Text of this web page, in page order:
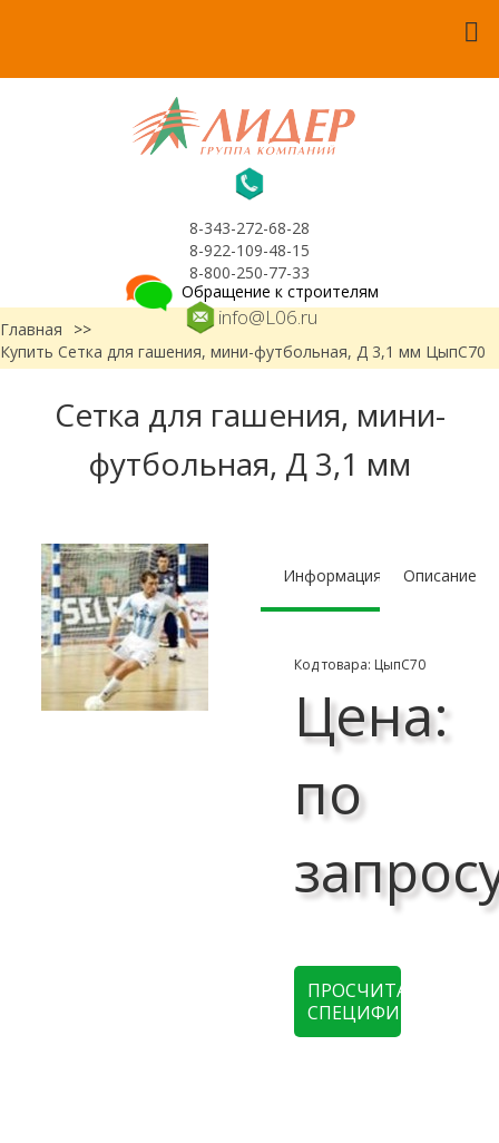
8-343-272-68-28
8-922-109-48-15
8-800-250-77-33
info@L06.ru
Обращение к строителям
Главная
>>
Купить Сетка для гашения, мини-футбольная, Д 3,1 мм ЦыпС70
Сетка для гашения, мини-
футбольная, Д 3,1 мм
Информация Описание
Код товара: ЦыпС70
Цена:
по
ПРОСЧИТАТЬ
СПЕЦИФИКАЦИЮ